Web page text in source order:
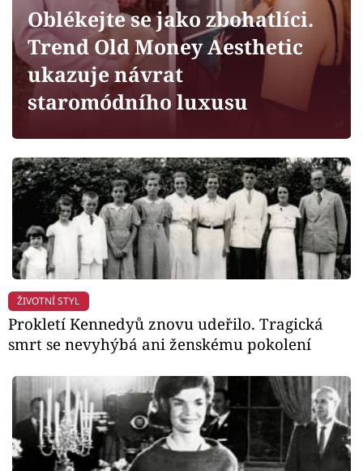
Sledujte prima+
Filmový festival Karlovy Vary
Mámy sobě
Přihlášení
Sledujte nás
Oblékejte se jako zbohatlíci.
Trend Old Money Aesthetic
ukazuje návrat
staromódního luxusu
ŽIVOTNÍ STYL
Prokletí Kennedyů znovu udeřilo. Tragická
smrt se nevyhýbá ani ženskému pokolení